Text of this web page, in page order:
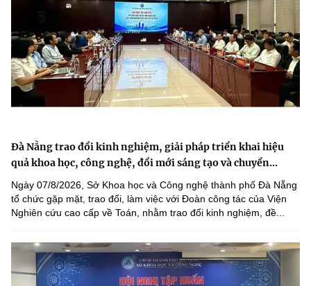
Đà Nẵng trao đổi kinh nghiệm, giải pháp triển khai hiệu
quả khoa học, công nghệ, đổi mới sáng tạo và chuyển...
Ngày 07/8/2026, Sở Khoa học và Công nghệ thành phố Đà Nẵng
tổ chức gặp mặt, trao đổi, làm việc với Đoàn công tác của Viện
Nghiên cứu cao cấp về Toán, nhằm trao đổi kinh nghiệm, đề...